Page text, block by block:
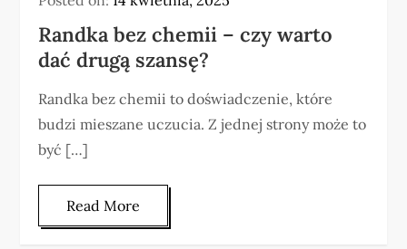
Randka bez chemii – czy warto
dać drugą szansę?
Randka bez chemii to doświadczenie, które
budzi mieszane uczucia. Z jednej strony może to
być […]
Read More